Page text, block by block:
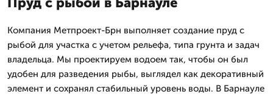
Компания Метпроект-Брн выполняет создание пруд с
рыбой для участка с учетом рельефа, типа грунта и задач
владельца. Мы проектируем водоем так, чтобы он был
удобен для разведения рыбы, выглядел как декоративный
элемент и сохранял стабильный уровень воды. В Барнауле